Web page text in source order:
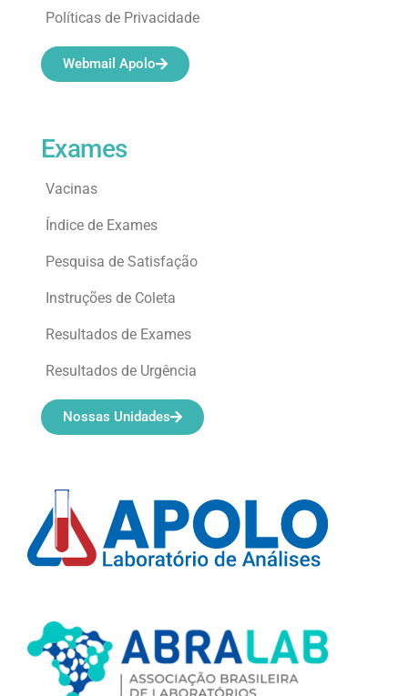
Exames
Vacinas
Índice de Exames
Pesquisa de Satisfação
Instruções de Coleta
Resultados de Exames
Resultados de Urgência
Nossas Unidades
Políticas de Privacidade
Webmail Apolo